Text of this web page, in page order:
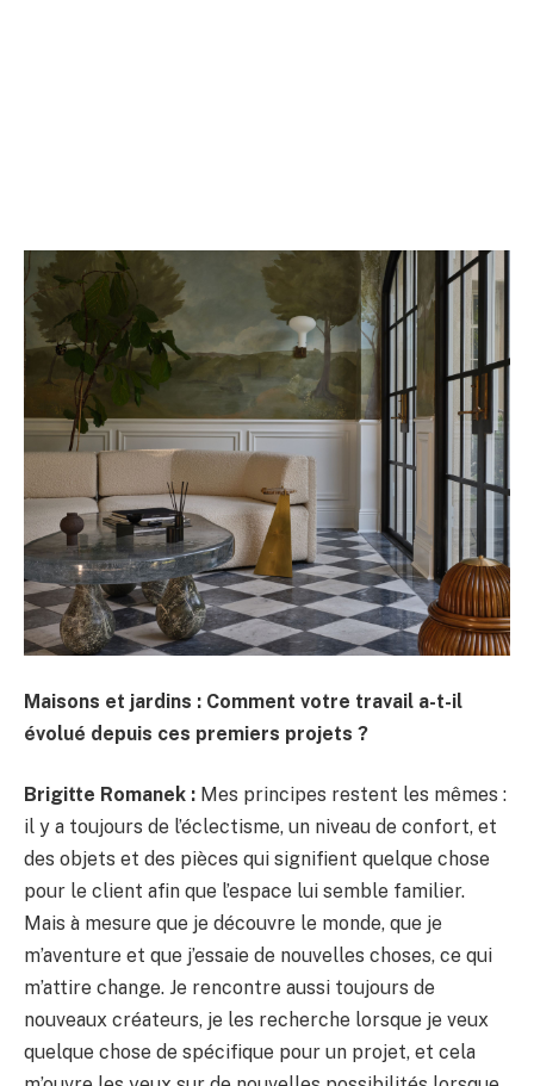
Maisons et jardins : Comment votre travail a-t-il
évolué depuis ces premiers projets ?
Brigitte Romanek : Mes principes restent les mêmes :
il y a toujours de l’éclectisme, un niveau de confort, et
des objets et des pièces qui signifient quelque chose
pour le client afin que l’espace lui semble familier.
Mais à mesure que je découvre le monde, que je
m’aventure et que j’essaie de nouvelles choses, ce qui
m’attire change. Je rencontre aussi toujours de
nouveaux créateurs, je les recherche lorsque je veux
quelque chose de spécifique pour un projet, et cela